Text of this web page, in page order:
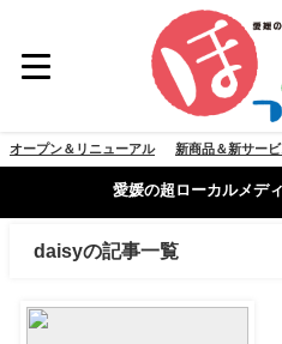
オープン＆リニューアル 新商品＆新サービ
愛媛の超ローカルメデ
daisyの記事一覧